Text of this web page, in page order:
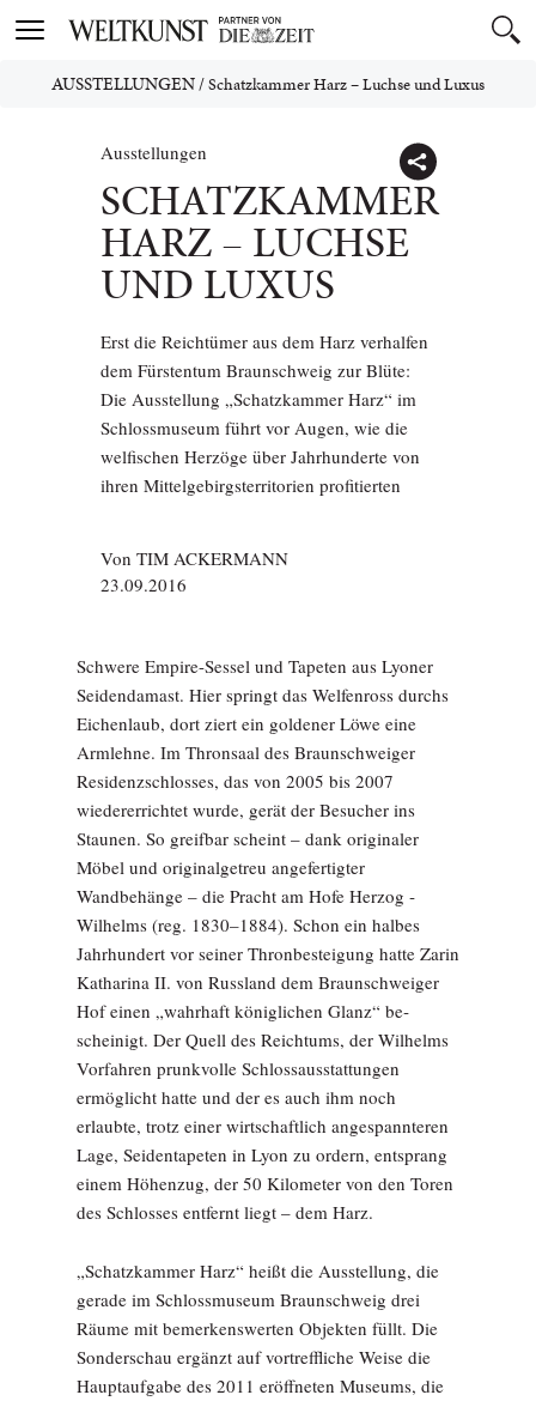
Toggle
AUSSTELLUNGEN/Schatzkammer Harz – Luchse und Luxus
Ausstellungen
SCHATZKAMMER
HARZ – LUCHSE
UND LUXUS
Erst die Reichtümer aus dem Harz verhalfen
dem Fürstentum Braunschweig zur Blüte:
Die Ausstellung „Schatzkammer Harz“ im
Schlossmuseum führt vor Augen, wie die
welfischen Herzöge über Jahrhunderte von
ihren Mittelgebirgsterritorien profitierten
Von TIM ACKERMANN
23.09.2016
Schwere Empire-Sessel und Tapeten aus ­Lyoner
Seidendamast. Hier springt das Welfenross durchs
Eichenlaub, dort ziert ein goldener Löwe eine
Armlehne. Im Thronsaal des Braunschweiger
Residenzschlosses, das von 2005 bis 2007
wiedererrichtet wurde, gerät der Besucher ins
Staunen. So greifbar scheint – dank originaler
Möbel und originalgetreu angefertigter
Wandbehänge – die Pracht am Hofe Herzog ­
Wilhelms (reg. 1830–1884). Schon ein halbes
Jahrhundert vor ­seiner Thronbesteigung hatte Zarin
Katharina II. von Russland dem Braunschweiger
Hof einen „wahrhaft ­königlichen Glanz“ be­
scheinigt. Der Quell des Reichtums, der Wilhelms
Vorfahren prunkvolle Schlossausstattungen
ermöglicht hatte und der es auch ihm noch
erlaubte, trotz einer wirtschaftlich angespannteren
Lage, Seidentapeten in Lyon zu ordern, entsprang
einem Höhenzug, der 50 Kilometer von den Toren
des Schlosses entfernt liegt – dem Harz.
„Schatzkammer Harz“ heißt die Ausstellung, die
gerade im Schlossmuseum Braunschweig drei
Räume mit bemerkenswerten Objekten füllt. Die
Sonderschau ergänzt auf vortreffliche Weise die
Hauptaufgabe des 2011 eröffneten Museums, die